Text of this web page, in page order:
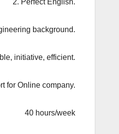
2. Perfect English.
background.
initiative, efficient.
for Online company.
40 hours/week